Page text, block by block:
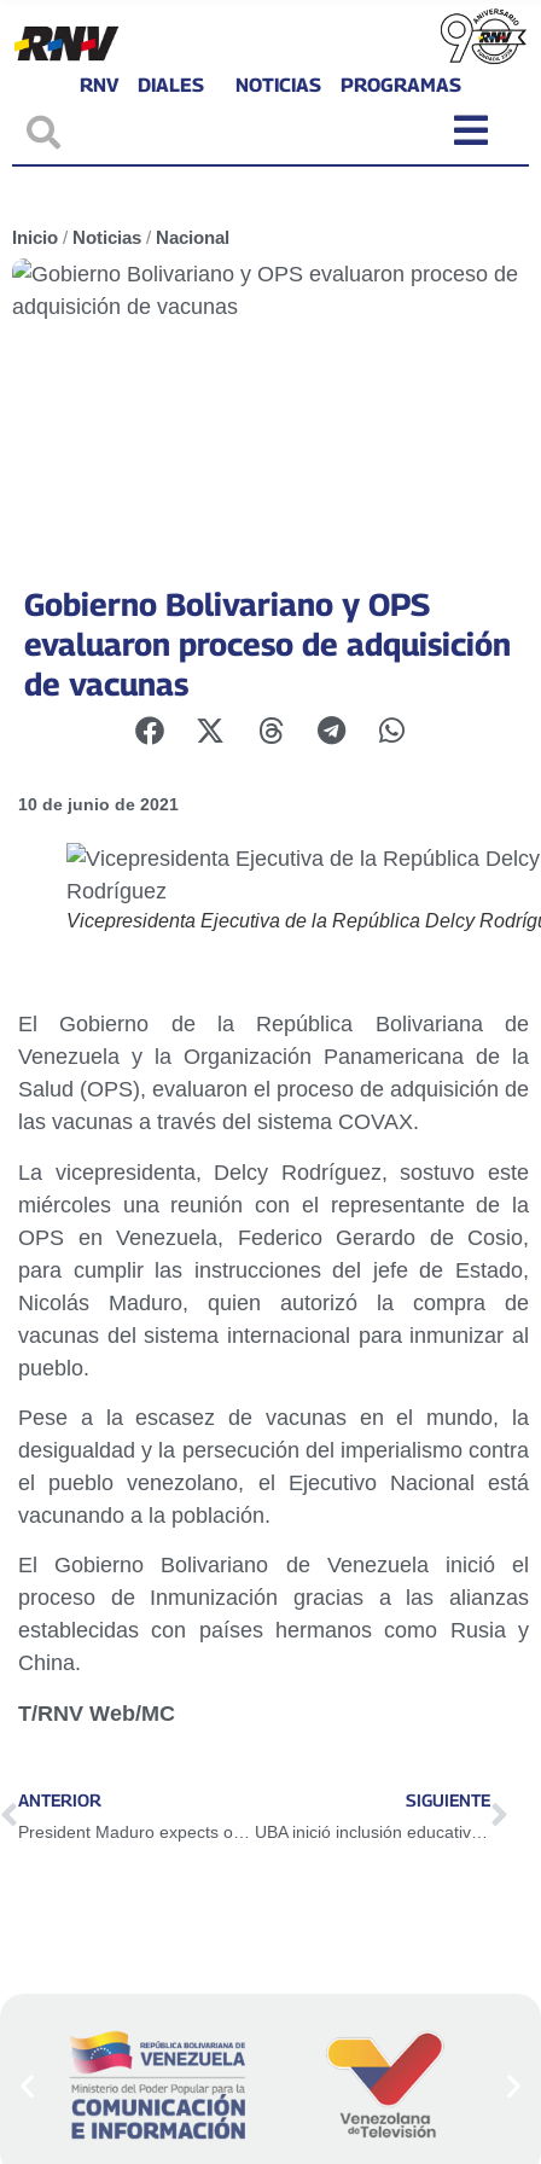
RNV DIALES NOTICIAS PROGRAMAS
Inicio / Noticias / Nacional
Gobierno Bolivariano y OPS
evaluaron proceso de adquisición
de vacunas
10 de junio de 2021
Vicepresidenta Ejecutiva de la República Delcy
El Gobierno de la República Bolivariana de
Venezuela y la Organización Panamericana de la
Salud (OPS), evaluaron el proceso de adquisición de
las vacunas a través del sistema COVAX.
La vicepresidenta, Delcy Rodríguez, sostuvo este
miércoles una reunión con el representante de la
OPS en Venezuela, Federico Gerardo de Cosio,
para cumplir las instrucciones del jefe de Estado,
Nicolás Maduro, quien autorizó la compra de
vacunas del sistema internacional para inmunizar al
pueblo.
Pese a la escasez de vacunas en el mundo, la
desigualdad y la persecución del imperialismo contra
el pueblo venezolano, el Ejecutivo Nacional está
vacunando a la población.
El Gobierno Bolivariano de Venezuela inició el
proceso de Inmunización gracias a las alianzas
establecidas con países hermanos como Rusia y
China.
T/RNV Web/MC
ANTERIOR
President Maduro expects opening of the country for October
SIGUIENTE
UBA inició inclusión educativa para privados de libertad en Venezuela